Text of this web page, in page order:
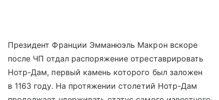
Президент Франции Эмманюэль Макрон вскоре
после ЧП отдал распоряжение отреставрировать
Нотр-Дам, первый камень которого был заложен
в 1163 году. На протяжении столетий Нотр-Дам